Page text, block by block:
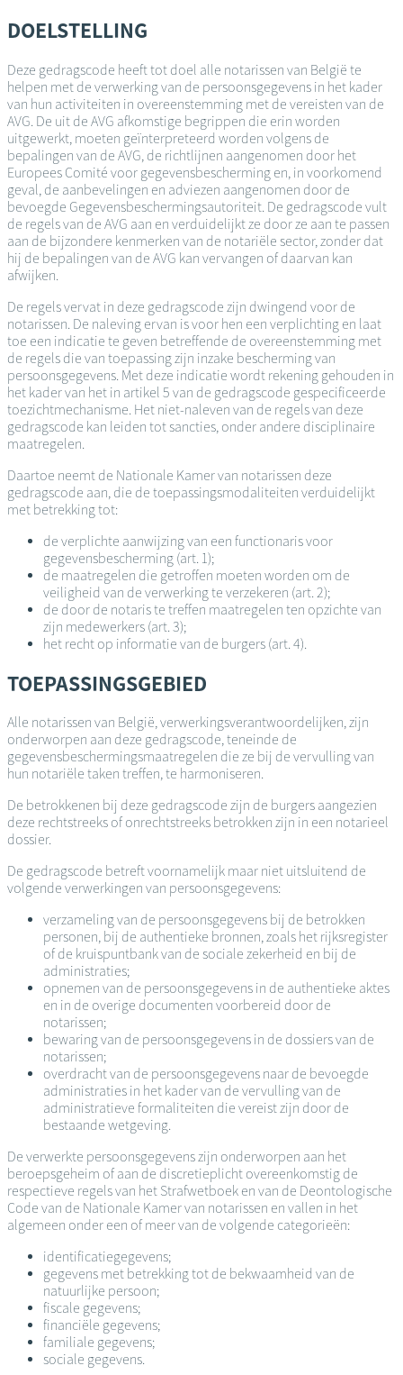
DOELSTELLING
Deze gedragscode heeft tot doel alle notarissen van België te
helpen met de verwerking van de persoonsgegevens in het kader
van hun activiteiten in overeenstemming met de vereisten van de
AVG. De uit de AVG afkomstige begrippen die erin worden
uitgewerkt, moeten geïnterpreteerd worden volgens de
bepalingen van de AVG, de richtlijnen aangenomen door het
Europees Comité voor gegevensbescherming en, in voorkomend
geval, de aanbevelingen en adviezen aangenomen door de
bevoegde Gegevensbeschermingsautoriteit. De gedragscode vult
de regels van de AVG aan en verduidelijkt ze door ze aan te passen
aan de bijzondere kenmerken van de notariële sector, zonder dat
hij de bepalingen van de AVG kan vervangen of daarvan kan
afwijken.
De regels vervat in deze gedragscode zijn dwingend voor de
notarissen. De naleving ervan is voor hen een verplichting en laat
toe een indicatie te geven betreffende de overeenstemming met
de regels die van toepassing zijn inzake bescherming van
persoonsgegevens. Met deze indicatie wordt rekening gehouden in
het kader van het in artikel 5 van de gedragscode gespecificeerde
toezichtmechanisme. Het niet-naleven van de regels van deze
gedragscode kan leiden tot sancties, onder andere disciplinaire
maatregelen.
Daartoe neemt de Nationale Kamer van notarissen deze
gedragscode aan, die de toepassingsmodaliteiten verduidelijkt
met betrekking tot:
de verplichte aanwijzing van een functionaris voor
gegevensbescherming (art. 1);
de maatregelen die getroffen moeten worden om de
veiligheid van de verwerking te verzekeren (art. 2);
de door de notaris te treffen maatregelen ten opzichte van
zijn medewerkers (art. 3);
het recht op informatie van de burgers (art. 4).
TOEPASSINGSGEBIED
Alle notarissen van België, verwerkingsverantwoordelijken, zijn
onderworpen aan deze gedragscode, teneinde de
gegevensbeschermingsmaatregelen die ze bij de vervulling van
hun notariële taken treffen, te harmoniseren.
De betrokkenen bij deze gedragscode zijn de burgers aangezien
deze rechtstreeks of onrechtstreeks betrokken zijn in een notarieel
dossier.
De gedragscode betreft voornamelijk maar niet uitsluitend de
volgende verwerkingen van persoonsgegevens:
verzameling van de persoonsgegevens bij de betrokken
personen, bij de authentieke bronnen, zoals het rijksregister
of de kruispuntbank van de sociale zekerheid en bij de
administraties;
opnemen van de persoonsgegevens in de authentieke aktes
en in de overige documenten voorbereid door de
notarissen;
bewaring van de persoonsgegevens in de dossiers van de
notarissen;
overdracht van de persoonsgegevens naar de bevoegde
administraties in het kader van de vervulling van de
administratieve formaliteiten die vereist zijn door de
bestaande wetgeving.
De verwerkte persoonsgegevens zijn onderworpen aan het
beroepsgeheim of aan de discretieplicht overeenkomstig de
respectieve regels van het Strafwetboek en van de Deontologische
Code van de Nationale Kamer van notarissen en vallen in het
algemeen onder een of meer van de volgende categorieën:
identificatiegegevens;
gegevens met betrekking tot de bekwaamheid van de
natuurlijke persoon;
fiscale gegevens;
financiële gegevens;
familiale gegevens;
sociale gegevens.